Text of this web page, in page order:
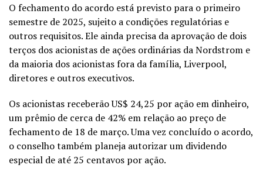
O fechamento do acordo está previsto para o primeiro
semestre de 2025, sujeito a condições regulatórias e
outros requisitos. Ele ainda precisa da aprovação de dois
terços dos acionistas de ações ordinárias da Nordstrom e
da maioria dos acionistas fora da família, Liverpool,
diretores e outros executivos.
Os acionistas receberão US$ 24,25 por ação em dinheiro,
um prêmio de cerca de 42% em relação ao preço de
fechamento de 18 de março. Uma vez concluído o acordo,
o conselho também planeja autorizar um dividendo
especial de até 25 centavos por ação.